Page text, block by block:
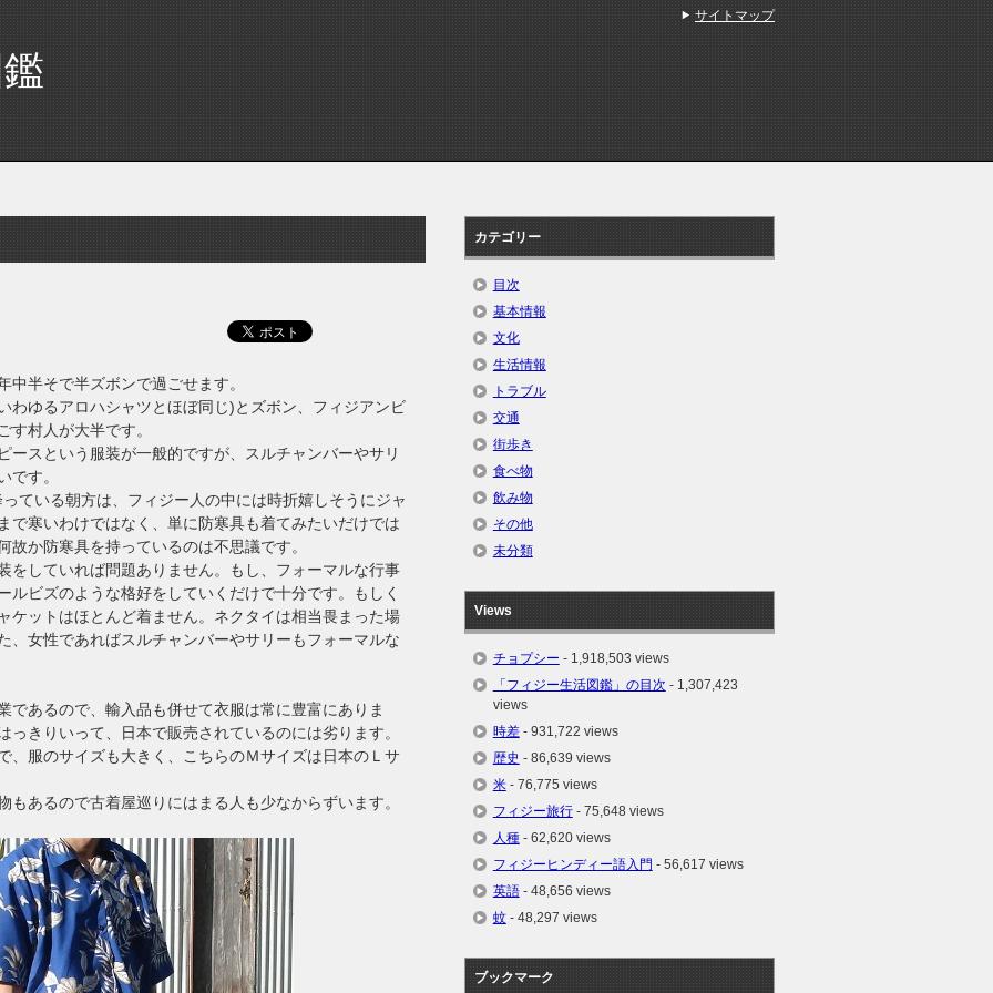
半そで半ズボンで過ごせます。
わゆるアロハシャツとほぼ同じ)とズボン、フィジアンビ
す村人が大半です。
ースという服装が一般的ですが、スルチャンバーやサリ
です。
ている朝方は、フィジー人の中には時折嬉しそうにジャ
で寒いわけではなく、単に防寒具も着てみたいだけでは
か防寒具を持っているのは不思議です。
をしていれば問題ありません。もし、フォーマルな行事
ルビズのような格好をしていくだけで十分です。もしく
ケットはほとんど着ません。ネクタイは相当畏まった場
、女性であればスルチャンバーやサリーもフォーマルな
あるので、輸入品も併せて衣服は常に豊富にありま
きりいって、日本で販売されているのには劣ります。
、服のサイズも大きく、こちらのＭサイズは日本のＬサ
あるので古着屋巡りにはまる人も少なからずいます。
カテゴリー
目次
基本情報
文化
生活情報
トラブル
交通
街歩き
食べ物
飲み物
その他
未分類
Views
チョプシー - 1,918,503 views
「フィジー生活図鑑」の目次 - 1,307,423
views
時差- 931,722 views
歴史 - 86,639 views
米- 76,775 views
フィジー旅行- 75,648 views
人種- 62,620 views
フィジーヒンディー語入門 - 56,617 views
英語- 48,656 views
蚊- 48,297 views
ブックマーク
サイトマップ